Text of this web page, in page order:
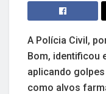
A Polícia Civil,
Bom, identificou
aplicando
como alvos